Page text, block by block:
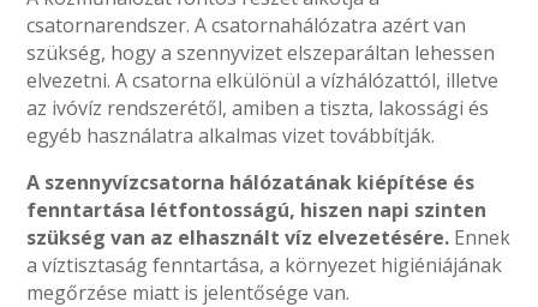
csatornarendszer. A csatornahálózatra azért van
szükség, hogy a szennyvizet elszeparáltan lehessen
elvezetni. A csatorna elkülönül a vízhálózattól, illetve
az ivóvíz rendszerétől, amiben a tiszta, lakossági és
egyéb használatra alkalmas vizet továbbítják.
A szennyvízcsatorna hálózatának kiépítése és
fenntartása létfontosságú, hiszen napi szinten
szükség van az elhasznált víz elvezetésére. Ennek
a víztisztaság fenntartása, a környezet higiéniájának
megőrzése miatt is jelentősége van.